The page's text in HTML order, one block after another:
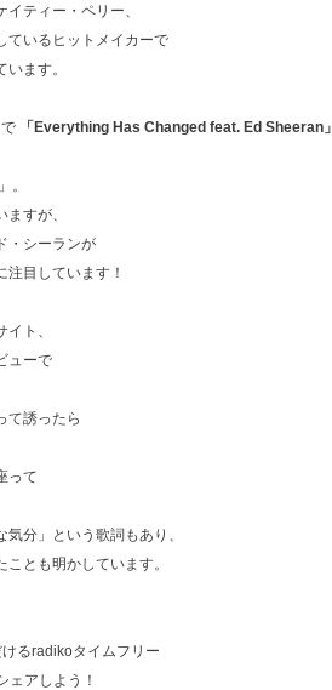
ティー・ペリー、
ているヒットメイカーで
ます。
で 「Everything Has Changed feat. Ed Sheeran」
。
すが、
・シーランが
目しています！
ト、
ューで
て誘ったら
って
分」という歌詞もあり、
とも明かしています。
るradikoタイムフリー
ェアしよう！